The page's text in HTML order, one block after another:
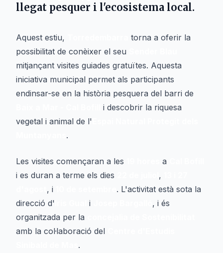
llegat pesquer i l'ecosistema local.
Aquest estiu,
torna a oferir la
possibilitat de conèixer el seu
mitjançant visites guiades gratuïtes. Aquesta
iniciativa municipal permet als participants
endinsar-se en la història pesquera del barri de
i descobrir la riquesa
vegetal i animal de l'
.
Les visites començaran a les a
i es duran a terme els dies
,
, i
. L'activitat està sota la
direcció d'
i
, i és
organitzada per la
amb la col·laboració del
.